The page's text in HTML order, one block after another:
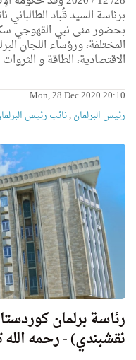
برئاسة السيد قُباد
بحضور منى نبي القهوجي
المختلفة، ورؤساء اللجان
الاقتصادية، الطاقة و
Mon, 28 Dec 2020 20:10
رئیس البرلمان,نائب رئیس
رئاسة برلمان
نقشبندي) - رحمه الله